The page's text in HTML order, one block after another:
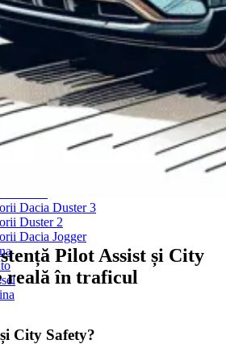
Navigație Skoda Fabia 1
Navigație Skoda Fabia 2
Navigație Skoda Octavia 1
Navigație Skoda Octavia 2
Navigație Skoda Octavia 3
Navigație Skoda Rapid
Navigație Skoda Superb 1
Navigație Skoda Superb 2
Toyota Avensis T25
Auto
Litri
Dacia Duster 3
Duster 2
Dacia Jogger
Pilot Assist și City
reală în traficul
City Safety?